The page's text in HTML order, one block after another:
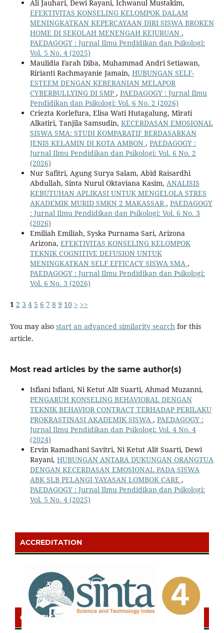
Ali Jauhari, Dewi Rayani, Ichwanul Mustakim,
EFEKTIVITAS KONSELING KELOMPOK DALAM
MENINGKATKAN KEPERCAYAAN DIRI SISWA BROKEN
HOME DI SEKOLAH MENENGAH KEJURUAN ,
PAEDAGOGY : Jurnal Ilmu Pendidikan dan Psikologi:
Vol. 5 No. 4 (2025)
Maulidia Farah Diba, Muhammad Andri Setiawan,
Ririanti Rachmayanie Jamain, HUBUNGAN SELF-
ESTEEM DENGAN KEBERANIAN MELAPOR
CYBERBULLYING DI SMP , PAEDAGOGY : Jurnal Ilmu
Pendidikan dan Psikologi: Vol. 6 No. 2 (2026)
Criezta Korlefura, Elisa Wati Hutagalung, Mirati
Alkatiri, Tanjila Samsudin, KECERDASAN EMOSIONAL
SISWA SMA: STUDI KOMPARATIF BERDASARKAN
JENIS KELAMIN DI KOTA AMBON , PAEDAGOGY :
Jurnal Ilmu Pendidikan dan Psikologi: Vol. 6 No. 2
(2026)
Nur Safitri, Agung Surya Salam, Abid Raisardhi
Abdullah, Sinta Nurul Oktaviana Kasim, ANALISIS
KEBUTUHAN APLIKASI UNTUK MENGELOLA STRES
AKADEMIK MURID SMKN 2 MAKASSAR, PAEDAGOGY
: Jurnal Ilmu Pendidikan dan Psikologi: Vol. 6 No. 3
(2026)
Emiliah Emiliah, Syska Purnama Sari, Arizona
Arizona, EFEKTIVITAS KONSELING KELOMPOK
TEKNIK COGNITIVE DEFUSION UNTUK
MENINGKATKAN SELF EFFICACY SISWA SMA ,
PAEDAGOGY : Jurnal Ilmu Pendidikan dan Psikologi:
Vol. 6 No. 3 (2026)
1 2 3 4 5 6 7 8 9 10 > >>
You may also start an advanced similarity searchfor this
article.
Most read articles by the same author(s)
Isfiani Isfiani, Ni Ketut Alit Suarti, Ahmad Muzanni,
PENGARUH KONSELING BEHAVIORAL DENGAN
TEKNIK BEHAVIOR CONTRACT TERHADAP PERILAKU
PROKRASTINASI AKADEMIK SISWA , PAEDAGOGY :
Jurnal Ilmu Pendidikan dan Psikologi: Vol. 4 No. 4
(2024)
Ervin Ramadhani Savitri, Ni Ketut Alit Suarti, Dewi
Rayani, HUBUNGAN ANTARA DUKUNGAN ORANGTUA
DENGAN KECERDASAN EMOSIONAL PADA SISWA
ABK SLB PELANGI YAYASAN LOMBOK CARE ,
PAEDAGOGY : Jurnal Ilmu Pendidikan dan Psikologi:
Vol. 5 No. 4 (2025)
ACCREDITATION
CERTIFICATE OF SINTA